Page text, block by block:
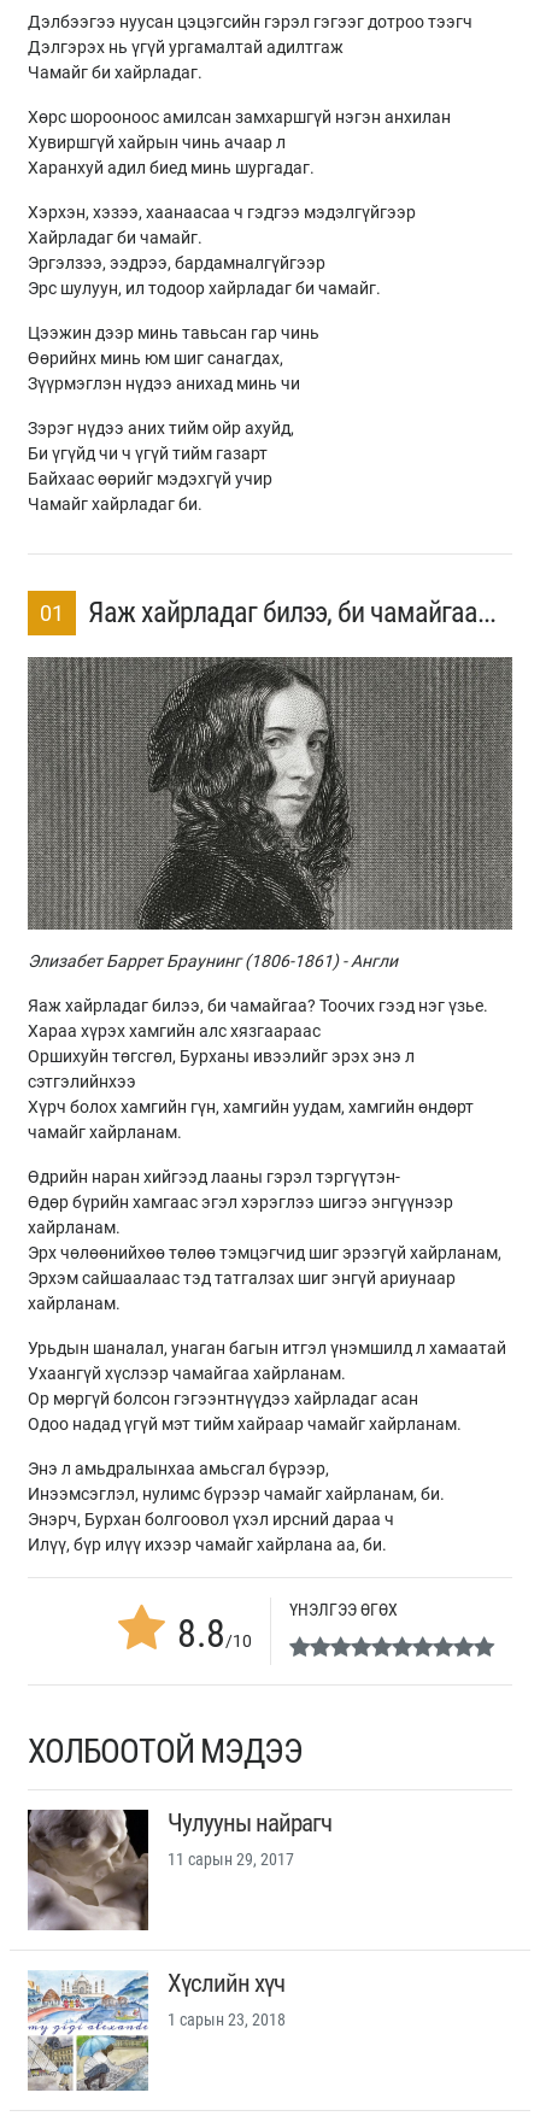
Дэлбээгээ нуусан цэцэгсийн гэрэл гэгээг дотроо тээгч
Дэлгэрэх нь үгүй ургамалтай адилтгаж
Чамайг би хайрладаг.
Хөрс шорооноос амилсан замхаршгүй нэгэн анхилан
Хувиршгүй хайрын чинь ачаар л
Харанхуй адил биед минь шургадаг.
Хэрхэн, хэзээ, хаанаасаа ч гэдгээ мэдэлгүйгээр
Хайрладаг би чамайг.
Эргэлзээ, ээдрээ, бардамналгүйгээр
Эрс шулуун, ил тодоор хайрладаг би чамайг.
Цээжин дээр минь тавьсан гар чинь
Өөрийнх минь юм шиг санагдах,
Зүүрмэглэн нүдээ анихад минь чи
Зэрэг нүдээ аних тийм ойр ахуйд,
Би үгүйд чи ч үгүй тийм газарт
Байхаас өөрийг мэдэхгүй учир
Чамайг хайрладаг би.
01 Яаж хайрладаг билээ, би чамайгаа...
Элизабет Баррет Браунинг (1806-1861) - Англи
Яаж хайрладаг билээ, би чамайгаа? Тоочих гээд нэг үзье.
Хараа хүрэх хамгийн алс хязгаараас
Оршихуйн төгсгөл, Бурханы ивээлийг эрэх энэ л
сэтгэлийнхээ
Хүрч болох хамгийн гүн, хамгийн уудам, хамгийн өндөрт
чамайг хайрланам.
Өдрийн наран хийгээд лааны гэрэл тэргүүтэн-
Өдөр бүрийн хамгаас эгэл хэрэглээ шигээ энгүүнээр
хайрланам.
Эрх чөлөөнийхөө төлөө тэмцэгчид шиг эрээгүй хайрланам,
Эрхэм сайшаалаас тэд татгалзах шиг энгүй ариунаар
хайрланам.
Урьдын шаналал, унаган багын итгэл үнэмшилд л хамаатай
Ухаангүй хүслээр чамайгаа хайрланам.
Ор мөргүй болсон гэгээнтнүүдээ хайрладаг асан
Одоо надад үгүй мэт тийм хайраар чамайг хайрланам.
Энэ л амьдралынхаа амьсгал бүрээр,
Инээмсэглэл, нулимс бүрээр чамайг хайрланам, би.
Энэрч, Бурхан болгоовол үхэл ирсний дараа ч
Илүү, бүр илүү ихээр чамайг хайрлана аа, би.
8.8/10
ҮНЭЛГЭЭ ӨГӨХ
ХОЛБООТОЙ МЭДЭЭ
Чулууны найрагч
11 сарын 29, 2017
Хүслийн хүч
1 сарын 23, 2018